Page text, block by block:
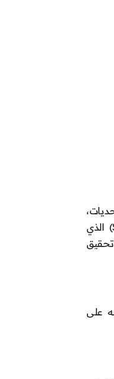
" (Solution-Focused Brief Therapy) الذي
على